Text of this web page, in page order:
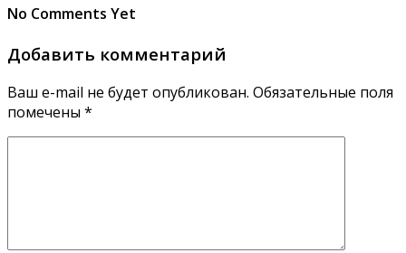
No Comments Yet
Добавить комментарий
Ваш e-mail не будет опубликован. Обязательные поля
помечены *